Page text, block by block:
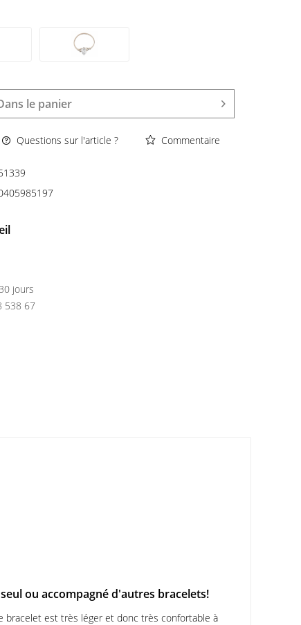
le panier
Questions sur l'article ? Commentaire
jours
538 67
ou accompagné d'autres bracelets!
bracelet est très léger et donc très confortable à